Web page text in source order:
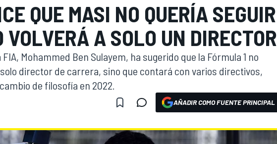
QUE MASI NO QUERÍA SEGUIR
VOLVERÁ A SOLO UN DIRECTOR
Mohammed Ben Sulayem, ha sugerido que la Fórmula 1 no
director de carrera, sino que contará con varios directivos,
de filosofía en 2022.
AÑADIR COMO FUENTE PRINCIPAL